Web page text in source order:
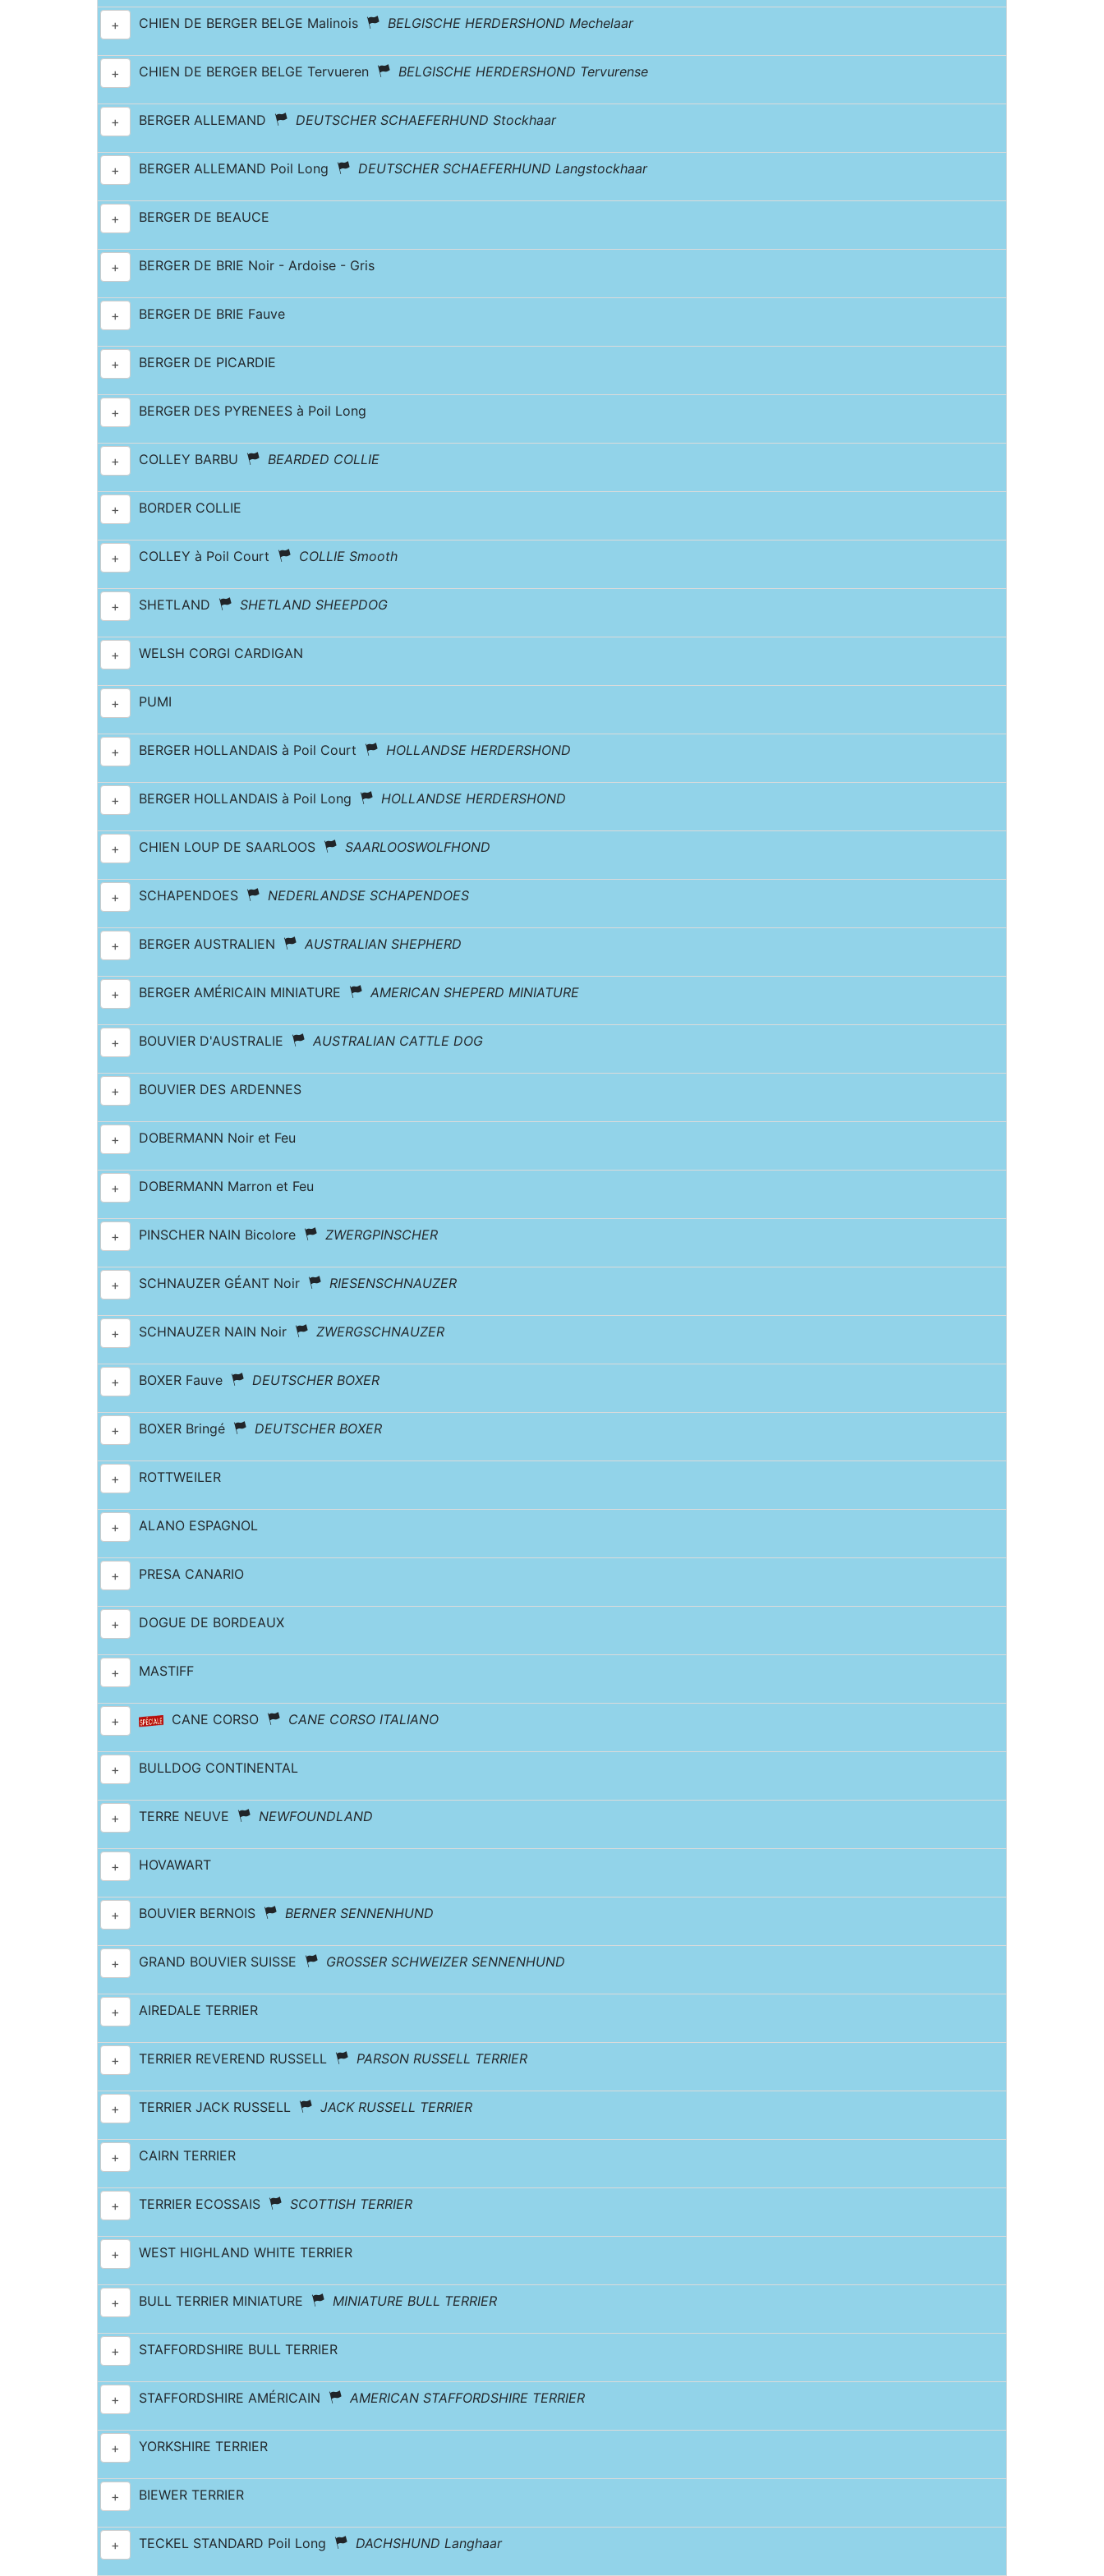
+ CHIEN DE BERGER BELGE Malinois BELGISCHE HERDERSHOND Mechelaar
+ CHIEN DE BERGER BELGE Tervueren BELGISCHE HERDERSHOND Tervurense
+ BERGER ALLEMAND DEUTSCHER SCHAEFERHUND Stockhaar
+ BERGER ALLEMAND Poil Long DEUTSCHER SCHAEFERHUND Langstockhaar
+ BERGER DE BEAUCE
+ BERGER DE BRIE Noir - Ardoise - Gris
+ BERGER DE BRIE Fauve
+ BERGER DE PICARDIE
+ BERGER DES PYRENEES à Poil Long
+ COLLEY BARBU BEARDED COLLIE
+ BORDER COLLIE
+ COLLEY à Poil Court COLLIE Smooth
+ SHETLAND SHETLAND SHEEPDOG
+ WELSH CORGI CARDIGAN
+ PUMI
+ BERGER HOLLANDAIS à Poil Court HOLLANDSE HERDERSHOND
+ BERGER HOLLANDAIS à Poil Long HOLLANDSE HERDERSHOND
+ CHIEN LOUP DE SAARLOOS SAARLOOSWOLFHOND
+ SCHAPENDOES NEDERLANDSE SCHAPENDOES
+ BERGER AUSTRALIEN AUSTRALIAN SHEPHERD
+ BERGER AMÉRICAIN MINIATURE AMERICAN SHEPERD MINIATURE
+ BOUVIER D'AUSTRALIE AUSTRALIAN CATTLE DOG
+ BOUVIER DES ARDENNES
+ DOBERMANN Noir et Feu
+ DOBERMANN Marron et Feu
+ PINSCHER NAIN Bicolore ZWERGPINSCHER
+ SCHNAUZER GÉANT Noir RIESENSCHNAUZER
+ SCHNAUZER NAIN Noir ZWERGSCHNAUZER
+ BOXER Fauve DEUTSCHER BOXER
+ BOXER Bringé DEUTSCHER BOXER
+ ROTTWEILER
+ ALANO ESPAGNOL
+ PRESA CANARIO
+ DOGUE DE BORDEAUX
+ MASTIFF
+ CANE CORSO CANE CORSO ITALIANO
+ BULLDOG CONTINENTAL
+ TERRE NEUVE NEWFOUNDLAND
+ HOVAWART
+ BOUVIER BERNOIS BERNER SENNENHUND
+ GRAND BOUVIER SUISSE GROSSER SCHWEIZER SENNENHUND
+ AIREDALE TERRIER
+ TERRIER REVEREND RUSSELL PARSON RUSSELL TERRIER
+ TERRIER JACK RUSSELL JACK RUSSELL TERRIER
+ CAIRN TERRIER
+ TERRIER ECOSSAIS SCOTTISH TERRIER
+ WEST HIGHLAND WHITE TERRIER
+ BULL TERRIER MINIATURE MINIATURE BULL TERRIER
+ STAFFORDSHIRE BULL TERRIER
+ STAFFORDSHIRE AMÉRICAIN AMERICAN STAFFORDSHIRE TERRIER
+ YORKSHIRE TERRIER
+ BIEWER TERRIER
+ TECKEL STANDARD Poil Long DACHSHUND Langhaar